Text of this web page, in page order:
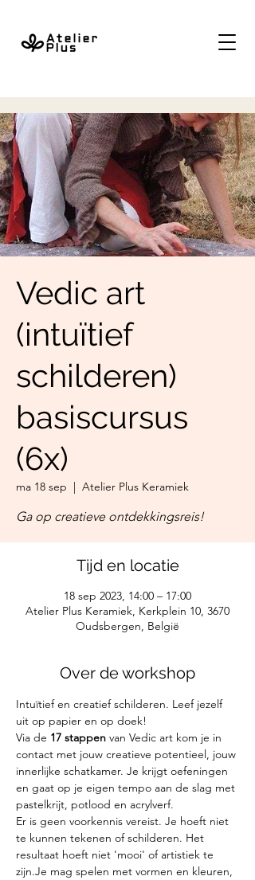
Vedic art
(intuïtief
schilderen)
basiscursus
(6x)
ma 18 sep
  |
Atelier Plus Keramiek
Ga op creatieve ontdekkingsreis!
Tijd en locatie
18 sep 2023, 14:00 – 17:00
Atelier Plus Keramiek, Kerkplein 10, 3670
Oudsbergen, België
Over de workshop
Intuïtief en creatief schilderen. Leef jezelf
uit op papier en op doek!
Via de 17 stappen van Vedic art kom je in
contact met jouw creatieve potentieel, jouw
innerlijke schatkamer. Je krijgt oefeningen
en gaat op je eigen tempo aan de slag met
pastelkrijt, potlood en acrylverf.
Er is geen voorkennis vereist. Je hoeft niet
te kunnen tekenen of schilderen. Het
resultaat hoeft niet 'mooi' of artistiek te
zijn.Je mag spelen met vormen en kleuren,